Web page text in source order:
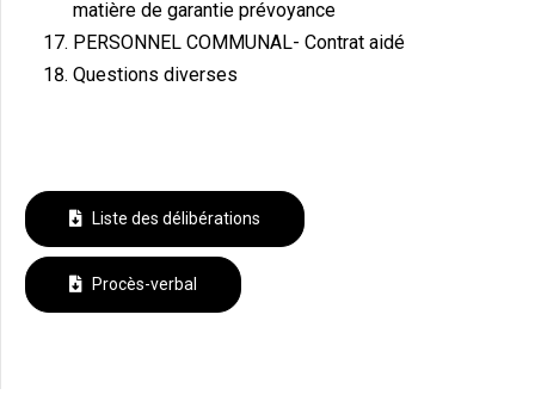
matière de garantie prévoyance
PERSONNEL COMMUNAL- Contrat aidé
Questions diverses
Liste des délibérations
Procès-verbal